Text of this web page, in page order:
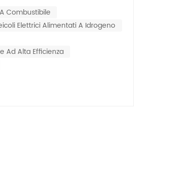
Bulgaria
A differenza dei
a celle a combustibile In un
Combustibile
Elettrici Alimentati A Idrogeno
Ad Alta Efficienza